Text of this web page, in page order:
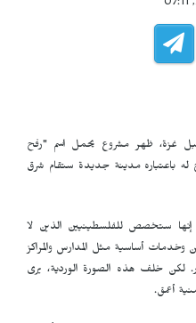
غزة، ظهر مشروع يحمل اسم "رفح
له باعتباره مدينة جديدة ستقام شرق
إنها ستخصص للفلسطينيين الذين لا
أساسية مثل المدارس والمراكز
لكن خلف هذه الصورة الوردية، يرى
أعمق.